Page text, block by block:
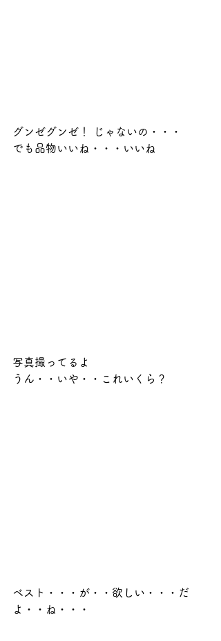
グンゼグンゼ！ じゃないの・・・
でも品物いいね・・・いいね
写真撮ってるよ
うん・・いや・・これいくら？
ベスト・・・が・・欲しい・・・だ
よ・・ね・・・